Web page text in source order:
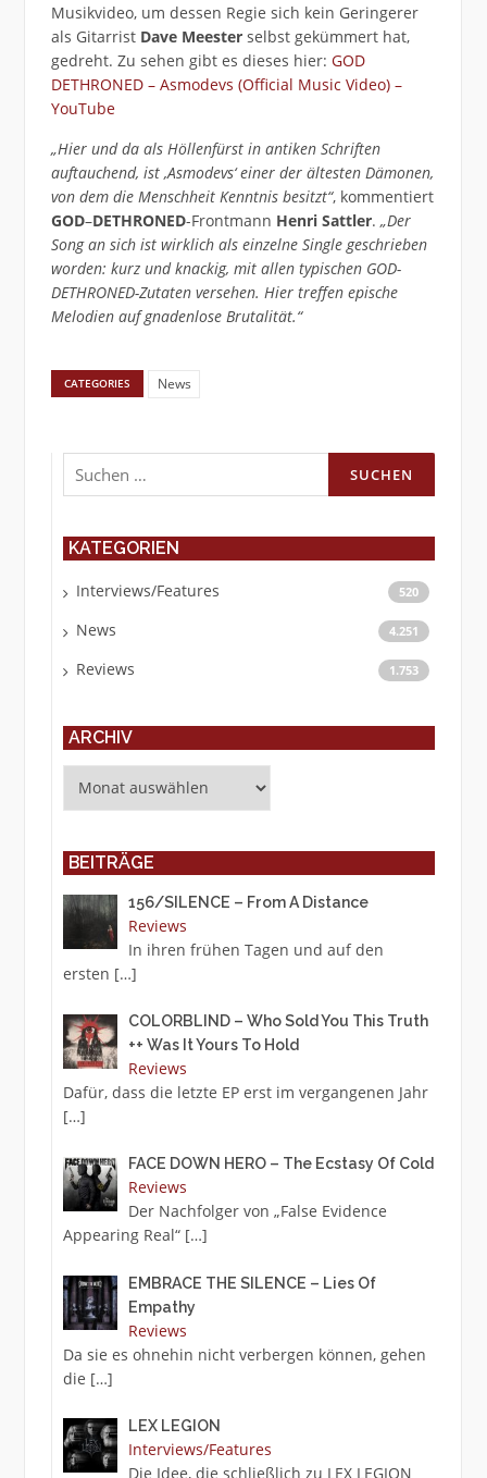
Musikvideo, um dessen Regie sich kein Geringerer
als Gitarrist Dave Meesterselbst gekümmert hat,
gedreht. Zu sehen gibt es dieses hier: GOD
DETHRONED – Asmodevs (Official Music Video) –
YouTube
„Hier und da als Höllenfürst in antiken Schriften
auftauchend, ist ‚Asmodevs‘ einer der ältesten Dämonen,
von dem die Menschheit Kenntnis besitzt“, kommentiert
GOD–DETHRONED-Frontmann Henri Sattler. „Der
Song an sich ist wirklich als einzelne Single geschrieben
worden: kurz und knackig, mit allen typischen GOD-
DETHRONED-Zutaten versehen. Hier treffen epische
Melodien auf gnadenlose Brutalität.“
CATEGORIES News
Suchen
nach:
KATEGORIEN
Interviews/Features 520
News 4.251
Reviews 1.753
ARCHIV
BEITRÄGE
156/SILENCE – From A Distance
Reviews
In ihren frühen Tagen und auf den
ersten […]
COLORBLIND – Who Sold You This Truth
++ Was It Yours To Hold
Reviews
Dafür, dass die letzte EP erst im vergangenen Jahr
[…]
FACE DOWN HERO – The Ecstasy Of Cold
Reviews
Der Nachfolger von „False Evidence
Appearing Real“ […]
EMBRACE THE SILENCE – Lies Of
Empathy
Reviews
Da sie es ohnehin nicht verbergen können, gehen
die […]
LEX LEGION
Interviews/Features
Die Idee, die schließlich zu LEX LEGION